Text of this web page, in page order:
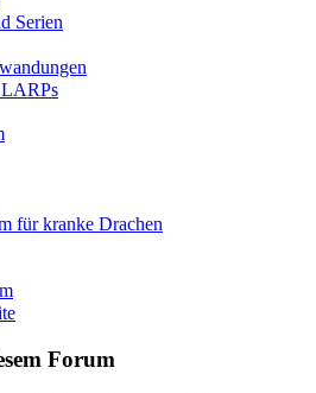
Serien
für kranke Drachen
Forum